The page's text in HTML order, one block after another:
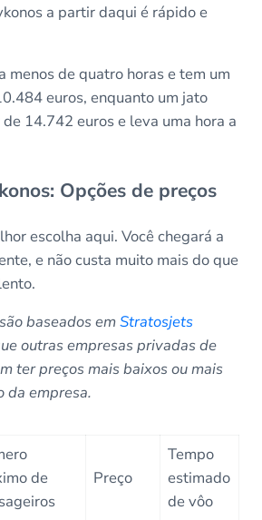
a partir daqui é rápido e
menos de quatro horas e tem um
euros, enquanto um jato
14.742 euros e leva uma hora a
Opções de preços
escolha aqui. Você chegará a
e não custa muito mais do que
baseados emStratosjets
outras empresas privadas de
ter preços mais baixos ou mais
da empresa.
de
Preço
Tempo
estimado
de vôo